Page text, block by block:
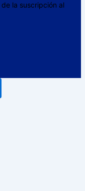
de la suscripción al